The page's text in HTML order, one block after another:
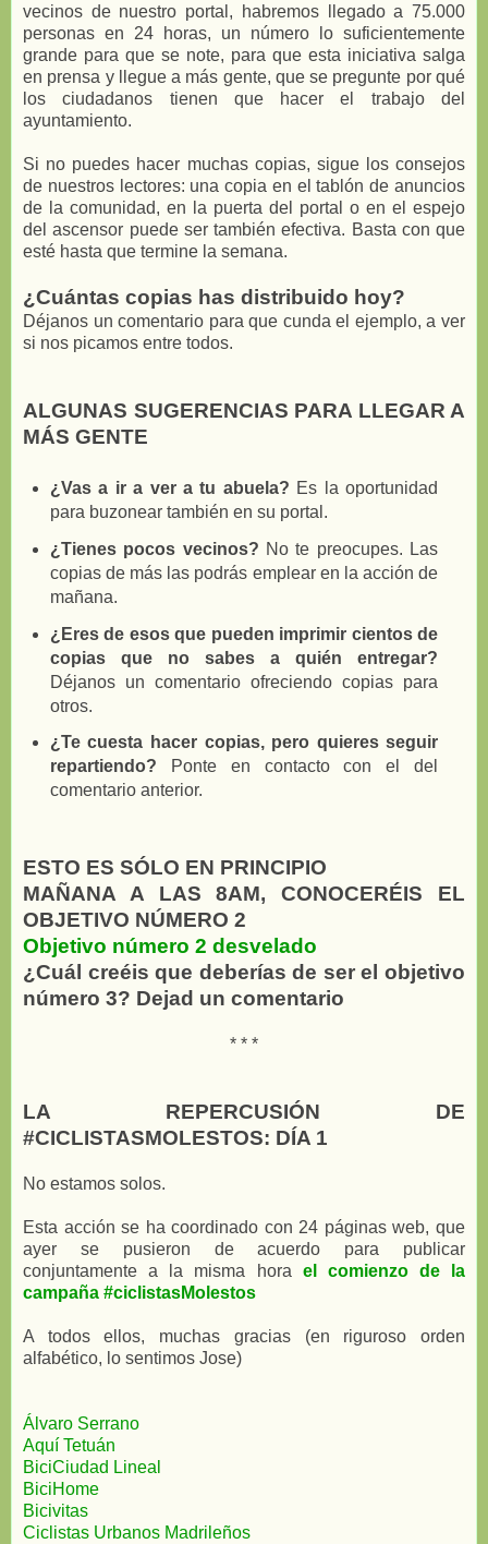
vecinos de nuestro portal, habremos llegado a 75.000
personas en 24 horas, un número lo suficientemente
grande para que se note, para que esta iniciativa salga
en prensa y llegue a más gente, que se pregunte por qué
los ciudadanos tienen que hacer el trabajo del
ayuntamiento.
Si no puedes hacer muchas copias, sigue los consejos
de nuestros lectores: una copia en el tablón de anuncios
de la comunidad, en la puerta del portal o en el espejo
del ascensor puede ser también efectiva. Basta con que
esté hasta que termine la semana.
¿Cuántas copias has distribuido hoy?
Déjanos un comentario para que cunda el ejemplo, a ver
si nos picamos entre todos.
ALGUNAS SUGERENCIAS PARA LLEGAR A
MÁS GENTE
¿Vas a ir a ver a tu abuela? Es la oportunidad
para buzonear también en su portal.
¿Tienes pocos vecinos? No te preocupes. Las
copias de más las podrás emplear en la acción de
mañana.
¿Eres de esos que pueden imprimir cientos de
copias que no sabes a quién entregar?
Déjanos un comentario ofreciendo copias para
otros.
¿Te cuesta hacer copias, pero quieres seguir
repartiendo? Ponte en contacto con el del
comentario anterior.
ESTO ES SÓLO EN PRINCIPIO
MAÑANA A LAS 8AM, CONOCERÉIS EL
OBJETIVO NÚMERO 2
Objetivo número 2 desvelado
¿Cuál creéis que deberías de ser el objetivo
número 3? Dejad un comentario
* * *
LA REPERCUSIÓN DE
#CICLISTASMOLESTOS: DÍA 1
No estamos solos.
Esta acción se ha coordinado con 24 páginas web, que
ayer se pusieron de acuerdo para publicar
conjuntamente a la misma hora el comienzo de la
campaña #ciclistasMolestos
A todos ellos, muchas gracias (en riguroso orden
alfabético, lo sentimos Jose)
Álvaro Serrano
Aquí Tetuán
BiciCiudad Lineal
BiciHome
Bicivitas
Ciclistas Urbanos Madrileños